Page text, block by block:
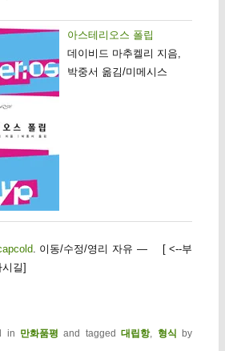
아스테리오스 폴립
데이비드 마추켈리 지음,
박중서 옮김/미메시스
. 이동/수정/영리 자유 — [ <--부
길]
in 만화품평 and tagged대립항, 형식 by